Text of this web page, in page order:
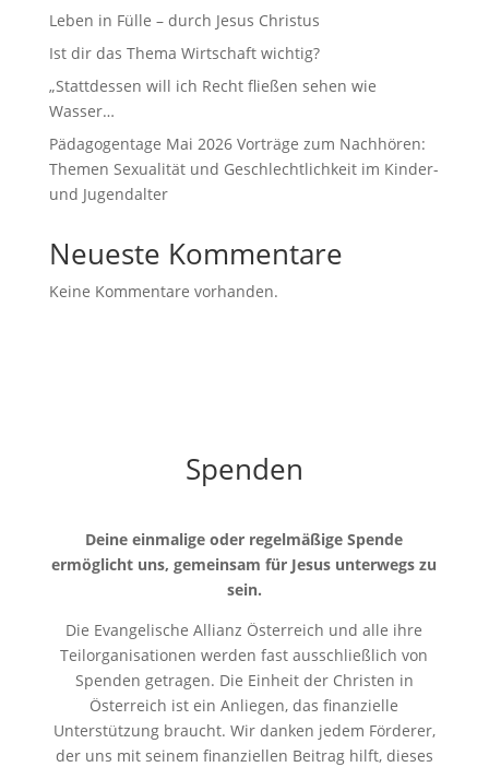
Leben in Fülle – durch Jesus Christus
Ist dir das Thema Wirtschaft wichtig?
„Stattdessen will ich Recht fließen sehen wie
Wasser…
Pädagogentage Mai 2026 Vorträge zum Nachhören:
Themen Sexualität und Geschlechtlichkeit im Kinder-
und Jugendalter
Neueste Kommentare
Keine Kommentare vorhanden.
Spenden
Deine einmalige oder regelmäßige Spende
ermöglicht uns, gemeinsam für Jesus unterwegs zu
sein.
Die Evangelische Allianz Österreich und alle ihre
Teilorganisationen werden fast ausschließlich von
Spenden getragen. Die Einheit der Christen in
Österreich ist ein Anliegen, das finanzielle
Unterstützung braucht. Wir danken jedem Förderer,
der uns mit seinem finanziellen Beitrag hilft, dieses